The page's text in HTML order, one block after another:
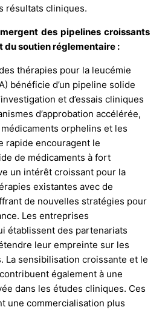
résultats cliniques.
des pipelines croissants
du soutien réglementaire :
thérapies pour la leucémie
bénéficie d’un pipeline solide
et d’essais cliniques
d’approbation accélérée,
orphelins et les
rapide encouragent le
de médicaments à fort
un intérêt croissant pour la
existantes avec de
de nouvelles stratégies pour
Les entreprises
établissent des partenariats
leur empreinte sur les
La sensibilisation croissante et le
également à une
dans les études cliniques. Ces
une commercialisation plus